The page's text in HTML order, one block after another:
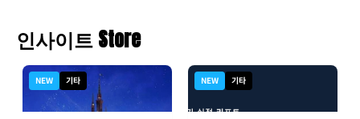
인사이트 Store
NEW 기타 NEW 기타